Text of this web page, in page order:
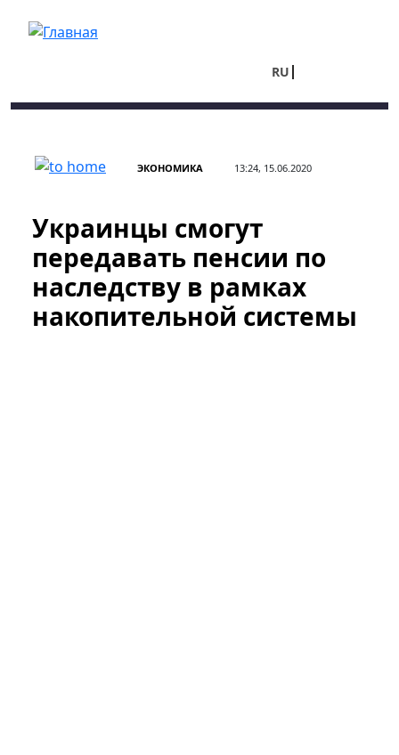
RU
ЭКОНОМИКА 13:24, 15.06.2020
Украинцы смогут
передавать пенсии по
наследству в рамках
накопительной системы